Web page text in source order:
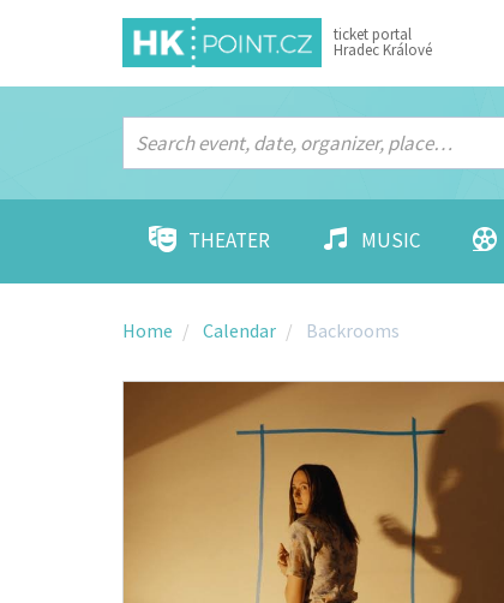
ticket portal
Hradec Králové
THEATER MUSIC
Home Calendar Backrooms